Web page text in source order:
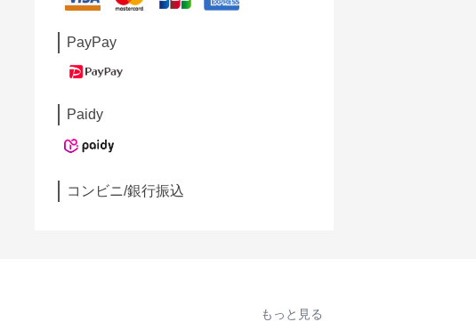
PayPay
Paidy
コンビニ/銀行振込
もっと見る